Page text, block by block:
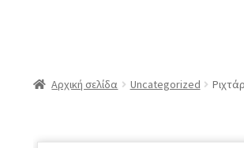
Αρχική σελίδα Uncategorized